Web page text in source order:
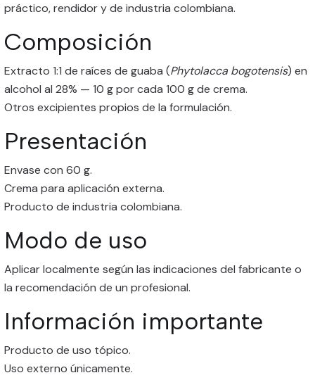
práctico, rendidor y de industria colombiana.
Composición
Extracto 1:1 de raíces de guaba (Phytolacca bogotensis) en
alcohol al 28% — 10 g por cada 100 g de crema.
Otros excipientes propios de la formulación.
Presentación
Envase con 60 g.
Crema para aplicación externa.
Producto de industria colombiana.
Modo de uso
Aplicar localmente según las indicaciones del fabricante o
la recomendación de un profesional.
Información importante
Producto de uso tópico.
Uso externo únicamente.